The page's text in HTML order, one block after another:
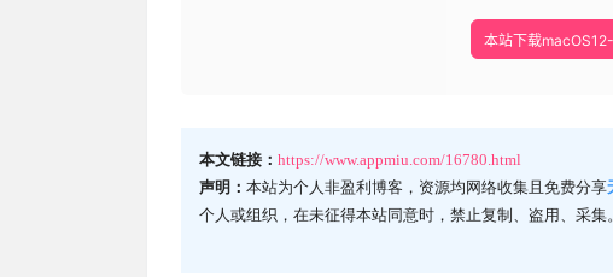
本站下载
本文链接： https://www.appmiu.com/16780.html
声明： 本站为个人非盈利博客，资源均网络收集且免费分享
个人或组织，在未征得本站同意时，禁止复制、盗用、采